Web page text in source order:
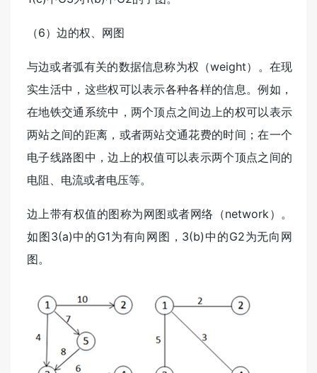
（6）边的权、网图
与边或者弧有关的数据信息称为权（weight）。在现
实生活中，这些权可以表示各种各样的信息。例如，
在地铁交通系统中，两个顶点之间边上的权可以表示
两站之间的距离，或者两站交通花费的时间；在一个
电子线路图中，边上的权值可以表示两个顶点之间的
电阻、电流或者电压等。
边上带有权值的图称为网图或者网络（network）。
如图3(a)中的G1为有向网图，3(b)中的G2为无向网
图。